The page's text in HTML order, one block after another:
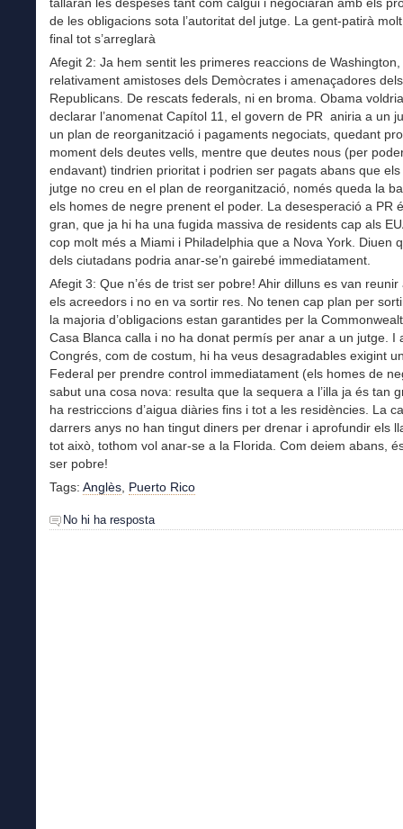
tallaran les despeses tant com calgui i negociaran amb els
de les obligacions sota l’autoritat del jutge. La gent-patirà
final tot s’arreglarà
Afegit 2: Ja hem sentit les primeres reaccions de Washington,
relativament amistoses dels Demòcrates i amenaçadores dels
Republicans. De rescats federals, ni en broma. Obama
declarar l’anomenat Capítol 11, el govern de PR aniria a un
un plan de reorganització i pagaments negociats, quedant
moment dels deutes vells, mentre que deutes nous (per
endavant) tindrien prioritat i podrien ser pagats abans que els
jutge no creu en el plan de reorganització, només queda la
els homes de negre prenent el poder. La desesperació a PR
gran, que ja hi ha una fugida massiva de residents cap als
cop molt més a Miami i Philadelphia que a Nova York. Diuen
dels ciutadans podria anar-se’n gairebé immediatament.
Afegit 3: Que n’és de trist ser pobre! Ahir dilluns es van reunir
els acreedors i no en va sortir res. No tenen cap plan per
la majoria d’obligacions estan garantides per la
Casa Blanca calla i no ha donat permís per anar a un jutge. I
Congrés, com de costum, hi ha veus desagradables exigint
Federal per prendre control immediatament (els homes de
sabut una cosa nova: resulta que la sequera a l’illa ja és tan
ha restriccions d’aigua diàries fins i tot a les residències. La
darrers anys no han tingut diners per drenar i aprofundir els
tot això, tothom vol anar-se a la Florida. Com deiem abans,
ser pobre!
Tags: Anglès, Puerto Rico
No hi ha resposta